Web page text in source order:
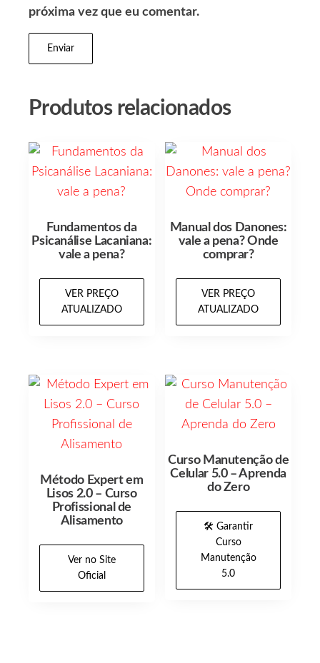
próxima vez que eu comentar.
Produtos relacionados
Fundamentos da
Psicanálise Lacaniana:
vale a pena?
VER PREÇO
ATUALIZADO
Manual dos Danones:
vale a pena? Onde
comprar?
VER PREÇO
ATUALIZADO
Método Expert em
Lisos 2.0 – Curso
Profissional de
Alisamento
Ver no Site
Oficial
Curso Manutenção de
Celular 5.0 – Aprenda
do Zero
🛠️ Garantir
Curso
Manutenção
5.0